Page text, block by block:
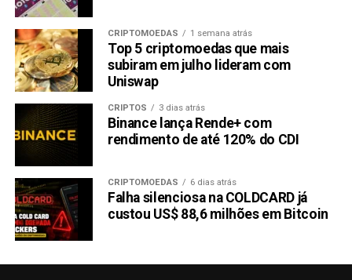
CRIPTOMOEDAS 1 semana atrás
Top 5 criptomoedas que mais
subiram em julho lideram com
Uniswap
CRIPTOS 3 dias atrás
Binance lança Rende+ com
rendimento de até 120% do CDI
CRIPTOMOEDAS 6 dias atrás
Falha silenciosa na COLDCARD já
custou US$ 88,6 milhões em Bitcoin